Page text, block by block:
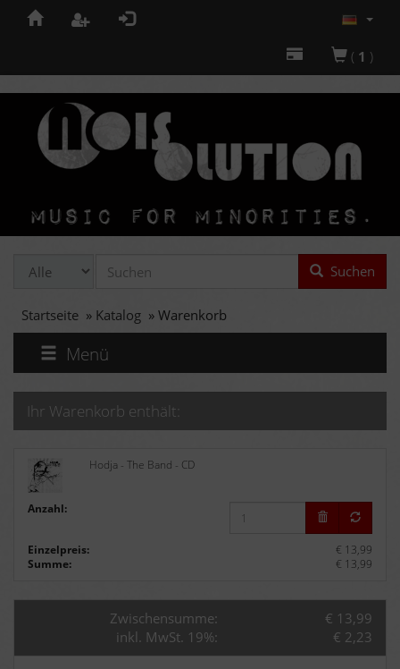
( 1 )
Suchen
Startseite » Katalog » Warenkorb
Menü
Ihr Warenkorb enthält:
Hodja - The Band - CD
Anzahl:
Einzelpreis:
€ 13,99
Summe:
€ 13,99
Zwischensumme:
€ 13,99
inkl. MwSt. 19%:
€ 2,23